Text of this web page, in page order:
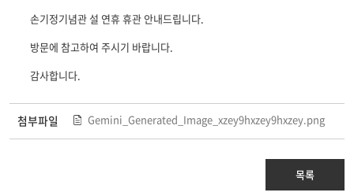
손기정기념관 설 연휴 휴관 안내드립니다.
방문에 참고하여 주시기 바랍니다.
감사합니다.
첨부파일 Gemini_Generated_Image_xzey9hxzey9hxzey.png
목록